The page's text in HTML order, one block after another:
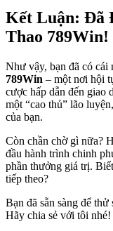
Kết Luận: Đã
Thao 789Win!
Như vậy, bạn đã có cái
789Win – một nơi hội
cược hấp dẫn đến giao
một “cao thủ” lão
của bạn.
Còn chần chờ gì nữa?
đầu hành trình chinh
phần thưởng giá trị.
tiếp theo?
Bạn đã sẵn sàng để
Hãy chia sẻ với tôi nhé!